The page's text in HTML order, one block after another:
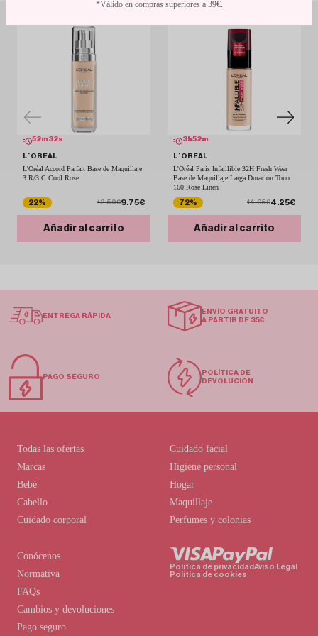
52m 32s
L´OREAL
L'Oréal Accord Parfait Base de Maquillaje
3.R/3.C Cool Rose
22% 12.50€9.75€
Añadir al carrito
3 h52m
L´OREAL
L'Oréal Paris Infaillible 32H Fresh Wear
Base de Maquillaje Larga Duración Tono
160 Rose Linen
72%
14.95€4.25€
Añadir al carrito
ENTREGA RÁPIDA
ENVÍO GRATUITO
A PARTIR DE 35€
PAGO SEGURO
POLÍTICA DE
DEVOLUCIÓN
Conócenos
Normativa
FAQs
Cambios y devoluciones
Pago seguro
Todas las ofertas
Marcas
Bebé
Cabello
Cuidado corporal
Cuidado facial
Higiene personal
Hogar
Maquillaje
Perfumes y colonias
Política de privacidadAviso Legal
Política de cookies
*Válido en compras superiores a 39€.